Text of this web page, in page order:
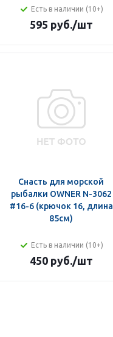
Есть в наличии (10+)
595 руб./шт
Снасть для морской
рыбалки OWNER N-3062
#16-6 (крючок 16, длина
85см)
Есть в наличии (10+)
450 руб./шт